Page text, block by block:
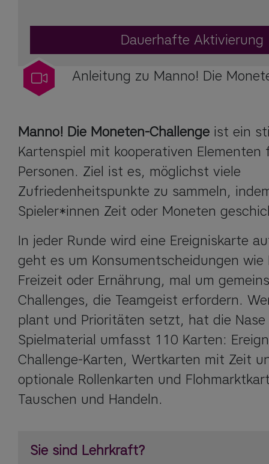
Dauerhafte Aktivierung
Anleitung zu Manno! Die
Manno! Die Moneten-Challenge ist ein
Kartenspiel mit kooperativen Elementen
Personen. Ziel ist es, möglichst viele
Zufriedenheitspunkte zu sammeln,
Spieler*innen Zeit oder Moneten
In jeder Runde wird eine Ereigniskarte
geht es um Konsumentscheidungen wie
Freizeit oder Ernährung, mal um
Challenges, die Teamgeist erfordern.
plant und Prioritäten setzt, hat die Nase
Spielmaterial umfasst 110 Karten:
Challenge-Karten, Wertkarten mit Zeit
optionale Rollenkarten und
Tauschen und Handeln.
Sie sind Lehrkraft?